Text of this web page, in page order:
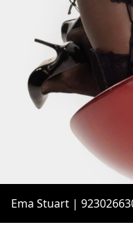
Ema Stuart |